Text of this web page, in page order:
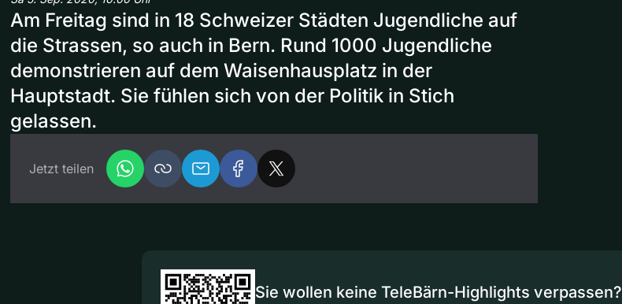
Am Freitag sind in 18 Schweizer Städten Jugendliche auf
die Strassen, so auch in Bern. Rund 1000 Jugendliche
demonstrieren auf dem Waisenhausplatz in der
Hauptstadt. Sie fühlen sich von der Politik in Stich
gelassen.
Jetzt teilen
Sie wollen keine TeleBärn-Highlights verpassen?